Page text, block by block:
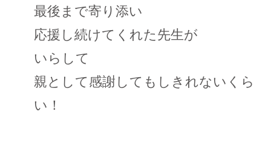
最後まで寄り添い
応援し続けてくれた先生が
いらして
親として感謝してもしきれないくら
い！